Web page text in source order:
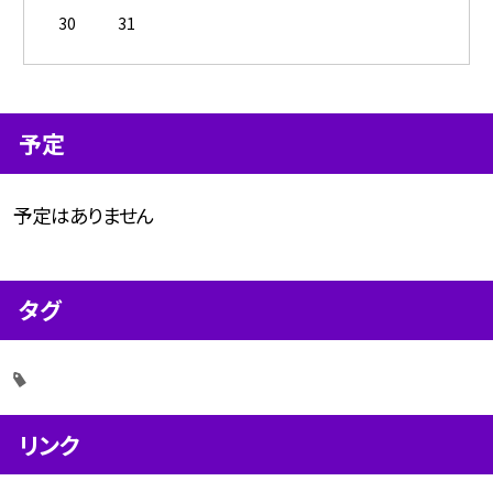
30
31
予定
予定はありません
タグ
リンク